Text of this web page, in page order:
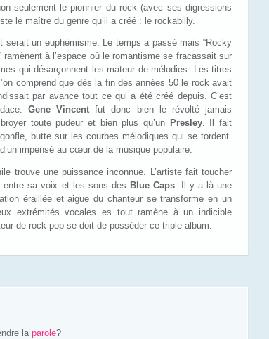
seulement le pionnier du rock (avec ses digressions
le maître du genre qu’il a créé : le rockabilly.
serait un euphémisme. Le temps a passé mais “Rocky
ramènent à l’espace où le romantisme se fracassait sur
qui désarçonnent les mateur de mélodies. Les titres
comprend que dès la fin des années 50 le rock avait
par avance tout ce qui a été créé depuis. C’est
Gene Vincent fut donc bien le révolté jamais
toute pudeur et bien plus qu’un Presley. Il fait
butte sur les courbes mélodiques qui se tordent.
impensé au cœur de la musique populaire.
trouve une puissance inconnue. L’artiste fait toucher
entre sa voix et les sons des Blue Caps. Il y a là une
éraillée et aigue du chanteur se transforme en un
extrémités vocales es tout ramène à un indicible
de rock-pop se doit de posséder ce triple album.
la parole?